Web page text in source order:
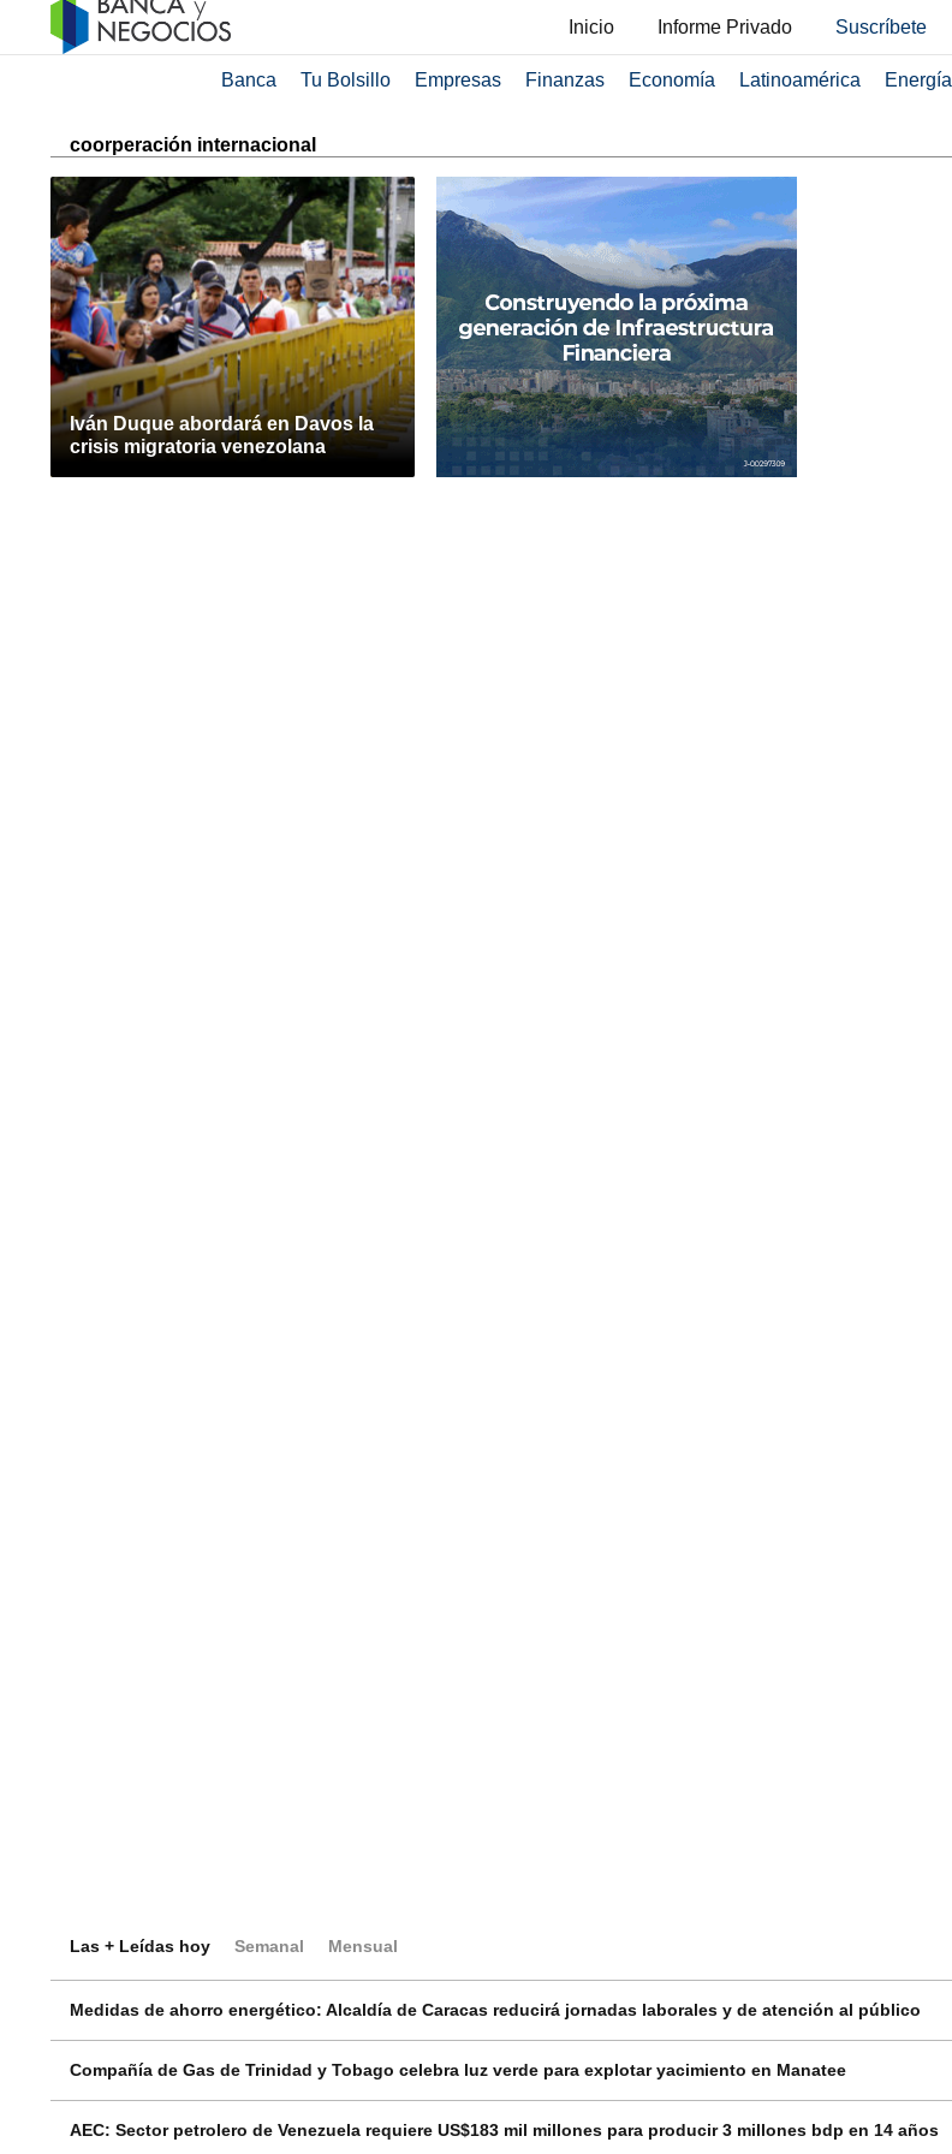
Inicio Informe Privado Suscríbete
Banca Tu Bolsillo Empresas Finanzas Economía Latinoamérica Energía
coorperación internacional
Iván Duque abordará en Davos la
crisis migratoria venezolana
Las + Leídas hoy Semanal Mensual
Medidas de ahorro energético: Alcaldía de Caracas reducirá jornadas laborales y de atención al público
Compañía de Gas de Trinidad y Tobago celebra luz verde para explotar yacimiento en Manatee
AEC: Sector petrolero de Venezuela requiere US$183 mil millones para producir 3 millones bdp en 14 años